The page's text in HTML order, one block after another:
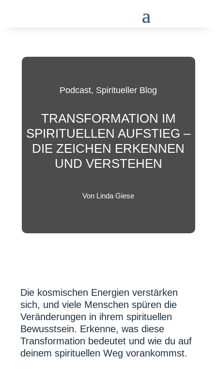
Podcast, Spiritueller Blog
TRANSFORMATION IM
SPIRITUELLEN AUFSTIEG –
DIE ZEICHEN ERKENNEN
UND VERSTEHEN
Von Linda Giese
Die kosmischen Energien verstärken
sich, und viele Menschen spüren die
Veränderungen in ihrem spirituellen
Bewusstsein. Erkenne, was diese
Transformation bedeutet und wie du auf
deinem spirituellen Weg vorankommst.